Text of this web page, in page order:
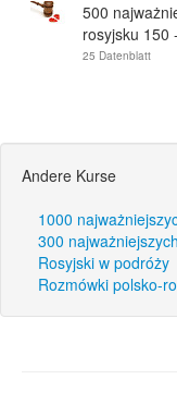
500
rosyjsku 150
25 Datenblatt
Andere Kurse
1000
300
Rosyjski w podróży
Rozmówki polsko-